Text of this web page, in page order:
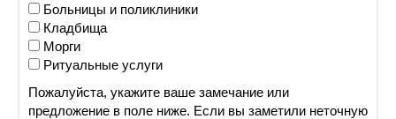
Больницы и поликлиники
Кладбища
Морги
Ритуальные услуги
Пожалуйста, укажите ваше замечание или
предложение в поле ниже. Если вы заметили неточную